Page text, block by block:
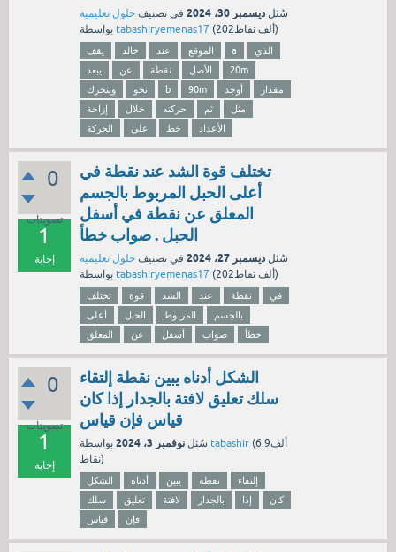
سُئل ديسمبر 30، 2024 في تصنيف حلول تعليمية
tabashiryemenas17 ( 202ألف نقاط)
يقف خالد عند الموقع a
الذي
يبعد
عن نقطة الأصل
20m
ويتحرك
نحو b 90m أوجد
مقدار
إزاحة
خلال حركته ثم
مثل
الحركة
على خط الأعداد
0
تصويتات
1
إجابة
تختلف قوة الشد عند نقطة في
أعلى الحبل المربوط بالجسم
المعلق عن نقطة في أسفل
الحبل . صواب خطأ
سُئل ديسمبر 27، 2024 في تصنيف حلول تعليمية
tabashiryemenas17 ( 202ألف نقاط)
تختلف قوة الشد عند نقطة
في
أعلى
الحبل المربوط
بالجسم
المعلق
عن أسفل صواب خطأ
0
تصويتات
1
إجابة
الشكل أدناه يبين نقطة إلتقاء
سلك تعليق لافتة بالجدار إذا كان
قياس فإن قياس
سُئل نوفمبر 3، 2024 tabashir (
6.9ألف
نقاط)
الشكل أدناه يبين نقطة
إلتقاء
سلك
تعليق لافتة بالجدار إذا
كان
قياس
فإن